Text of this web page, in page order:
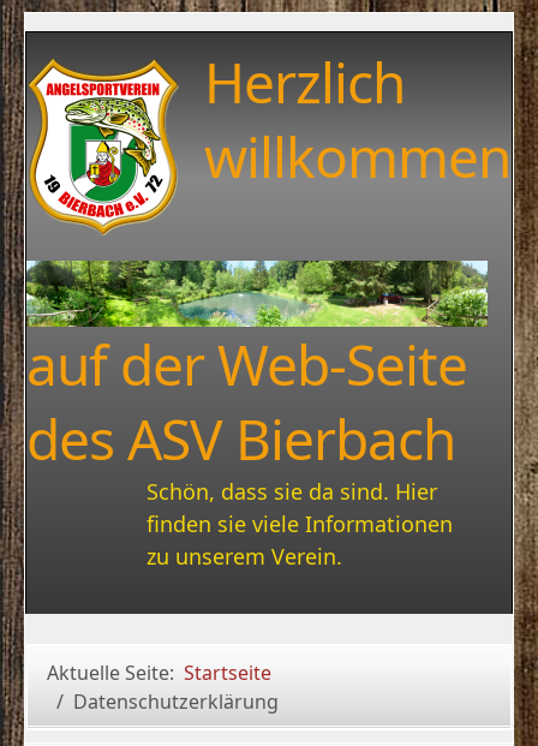
Herzlich
willkommen
auf der Web-Seite
des ASV Bierbach
Schön, dass sie da sind. Hier
finden sie viele Informationen
zu unserem Verein.
Aktuelle Seite: Startseite
Datenschutzerklärung